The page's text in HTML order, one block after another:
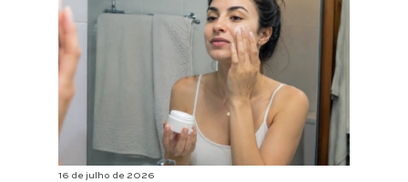
16 de julho de 2026